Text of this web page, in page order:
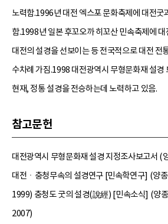
노력함.1996년 대전 엑스포 문화축제에 대전굿
함.1998년 일본 후꼬오까 히꼬산 민속축제에
대전의 설경을 선보이는 등 전국적으로 대전 전
수차례 가짐.1998 대전광역시 무형문화재 설경
현재, 정통 설경을 전승하는데 노력하고 있음.
참고문헌
대전광역시 무형문화재 설경 지정조사보고서 (
대전ㆍ충청무속의 설경연구 [민속학연구] (양
1999) 충청도 굿의 설경(說經) [민속소식] (양
2007)